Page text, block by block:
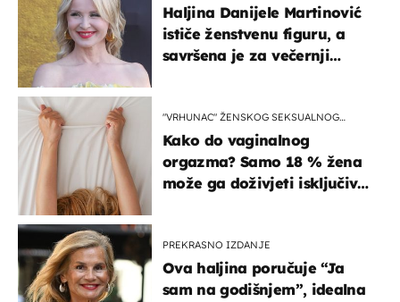
Haljina Danijele Martinović
ističe ženstvenu figuru, a
savršena je za večernji
"VRHUNAC" ŽENSKOG SEKSUALNOG
Kako do vaginalnog
orgazma? Samo 18 % žena
može ga doživjeti isključivo
PREKRASNO IZDANJE
Ova haljina poručuje “Ja
sam na godišnjem”, idealna